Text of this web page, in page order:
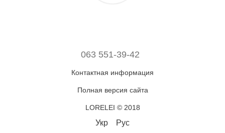
063 551-39-42
Контактная информация
Полная версия сайта
LORELEI © 2018
Укр Рус